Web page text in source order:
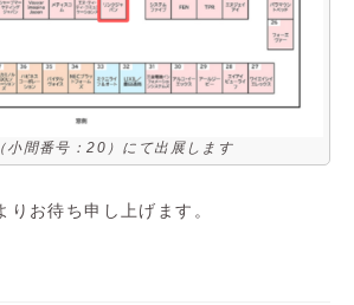
小間番号：20）にて出展します
りお待ち申し上げます。